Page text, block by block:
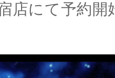
店にて予約開